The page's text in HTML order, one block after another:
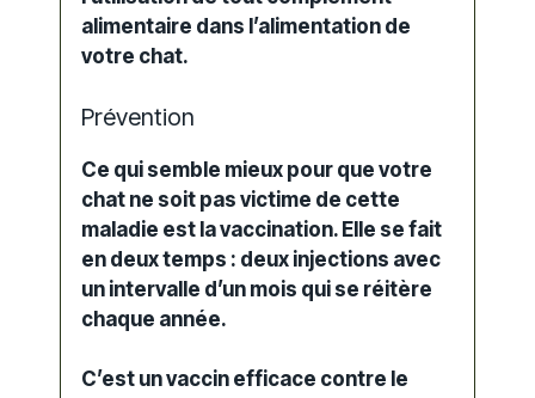
alimentaire dans l’alimentation de
votre chat.
Prévention
Ce qui semble mieux pour que votre
chat ne soit pas victime de cette
maladie est la vaccination. Elle se fait
en deux temps : deux injections avec
un intervalle d’un mois qui se réitère
chaque année.
C’est un vaccin efficace contre le